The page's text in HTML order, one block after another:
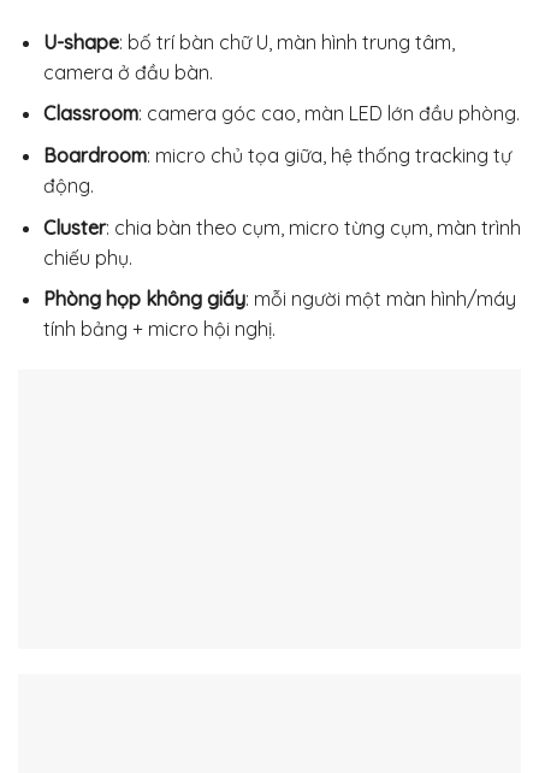
U-shape: bố trí bàn chữ U, màn hình trung tâm,
camera ở đầu bàn.
Classroom: camera góc cao, màn LED lớn đầu phòng.
Boardroom: micro chủ tọa giữa, hệ thống tracking tự
động.
Cluster: chia bàn theo cụm, micro từng cụm, màn trình
chiếu phụ.
Phòng họp không giấy: mỗi người một màn hình/máy
tính bảng + micro hội nghị.